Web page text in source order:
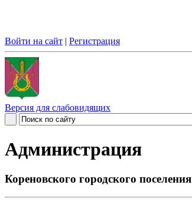
Войти на сайт | Регистрация
Версия для слабовидящих
Администрация
Кореновского городского поселения